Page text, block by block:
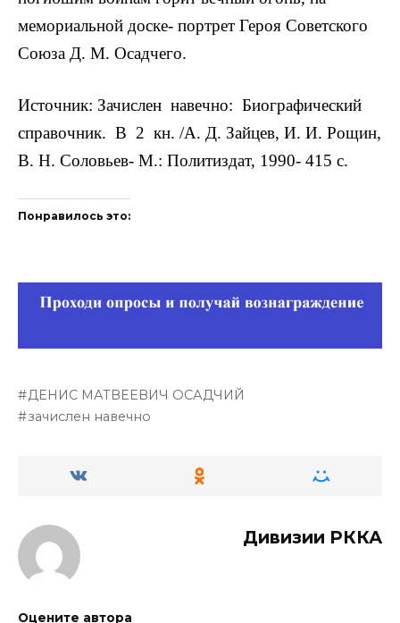
мемориальной доске- портрет Героя Советского
Союза Д. М. Осадчего.
Источник: Зачислен навечно: Биографический
справочник. В 2 кн. /А. Д. Зайцев, И. И. Рощин,
В. Н. Соловьев- М.: Политиздат, 1990- 415 с.
Понравилось это:
ДЕНИС МАТВЕЕВИЧ ОСАДЧИЙ
зачислен навечно
Дивизии РККА
Оцените автора